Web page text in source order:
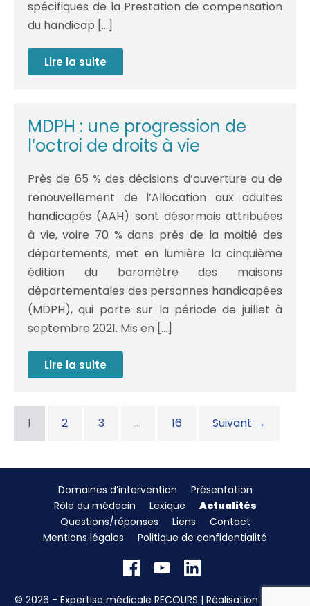
spécifiques de la Prestation de compensation
du handicap […]
Lire la suite
1er
janvier
change
en
cas
MDPH : une progression de
l’octroi de droits à vie
Près de 65 % des décisions d’ouverture ou de
renouvellement de l’Allocation aux adultes
handicapés (AAH) sont désormais attribuées
à vie, voire 70 % dans près de la moitié des
départements, met en lumière la cinquième
édition du baromètre des maisons
départementales des personnes handicapées
(MDPH), qui porte sur la période de juillet à
septembre 2021. Mis en […]
Lire la suite
MDPH
:
l’octroi
1 2 3 … 16 Suivant →
Domaines d’intervention
Présentation
Rôle du médecin
Lexique
Actualités
Questions/réponses
Liens
Contact
Mentions légales
Politique de confidentialité
© 2026 - Expertise médicale RECOURS | Réalisation Sitcom